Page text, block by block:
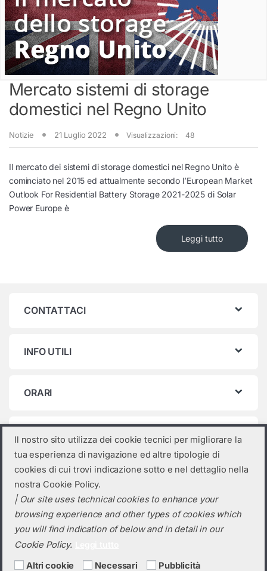
Mercato sistemi di storage
domestici nel Regno Unito
Notizie 21 Luglio 2022 Visualizzazioni: 48
Il mercato dei sistemi di storage domestici nel Regno Unito è
cominciato nel 2015 ed attualmente secondo l’European Market
Outlook For Residential Battery Storage 2021-2025 di Solar
Power Europe è
Leggi tutto
CONTATTACI
INFO UTILI
ORARI
Categorie prodotto
Seleziona una categoria
Il nostro sito utilizza dei cookie tecnici per migliorare la
tua esperienza di navigazione ed altre tipologie di
cookies di cui trovi indicazione sotto e nel dettaglio nella
nostra Cookie Policy.
| Our site uses technical cookies to enhance your
browsing experience and other types of cookies which
you will find indication of below and in detail in our
Cookie Policy.
Altri cookie Necessari Pubblicità